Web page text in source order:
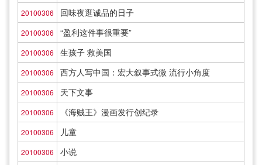
20100306 回味夜逛诚品的日子
20100306 “盈利这件事很重要”
20100306 生孩子 救美国
20100306 西方人写中国：宏大叙事式微 流行小角度
20100306 天下文事
20100306 《海贼王》漫画发行创纪录
20100306 儿童
20100306 小说